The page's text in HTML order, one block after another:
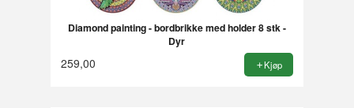
Diamond painting - bordbrikke med holder 8 stk -
Dyr
259,00 Kjøp